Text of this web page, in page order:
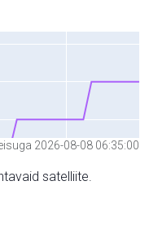
2026-08-08 06:35:00
satelliite.